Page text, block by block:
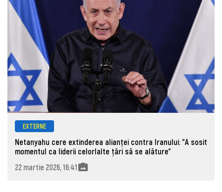
EXTERNE
Netanyahu cere extinderea alianței contra Iranului: "A sosit
momentul ca liderii celorlalte țări să se alăture"
22 martie 2026, 16:41